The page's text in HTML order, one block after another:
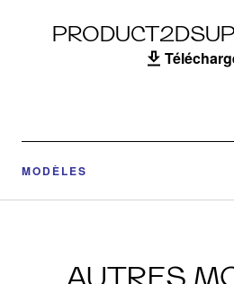
MODÈLES
AUTRES